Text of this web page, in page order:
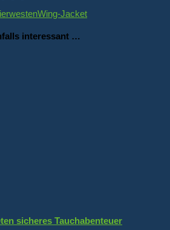
Wing-Jacket
interessant …
sicheres Tauchabenteuer